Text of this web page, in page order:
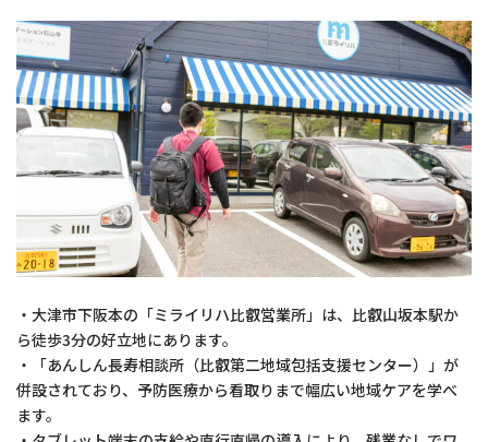
・大津市下阪本の「ミライリハ比叡営業所」は、比叡山坂本駅か
ら徒歩3分の好立地にあります。
・「あんしん長寿相談所（比叡第二地域包括支援センター）」が
併設されており、予防医療から看取りまで幅広い地域ケアを学べ
ます。